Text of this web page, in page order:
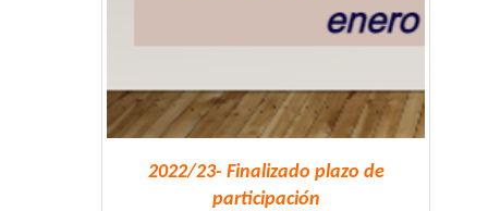
2022/23- Finalizado plazo de
participación